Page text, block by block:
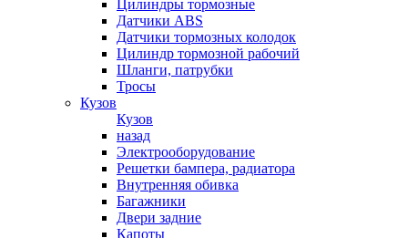
Цилиндры тормозные
Датчики ABS
Датчики тормозных колодок
Цилиндр тормозной рабочий
Шланги, патрубки
Тросы
Кузов
Кузов
назад
Электрооборудование
Решетки бампера, радиатора
Внутренняя обивка
Багажники
Двери задние
Капоты